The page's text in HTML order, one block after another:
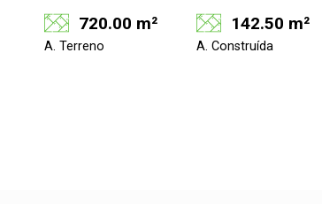
720.00 m²
A. Terreno
142.50 m²
A. Construída